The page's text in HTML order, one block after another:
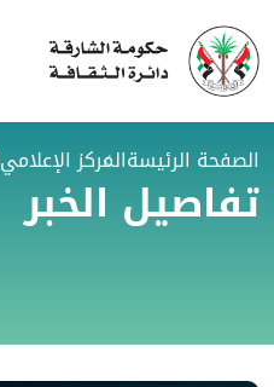
الصفحة الرئيسةالمركز الإعلامي
تفاصيل الخبر